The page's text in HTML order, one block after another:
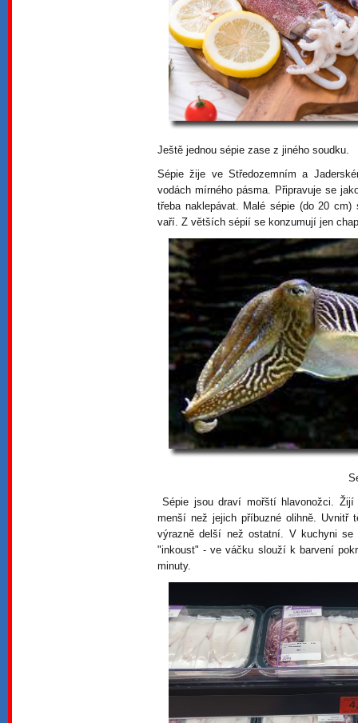
Ještě jednou sépie zase z jiného soudku.
Sépie žije ve Středozemním a
vodách mírného pásma. Připravuje se
třeba naklepávat. Malé sépie (do 20
vaří. Z větších sépií se konzumují jen
Sépie jsou draví mořští hlavonožci.
menší než jejich příbuzné olihně. Uvnitř
výrazně delší než ostatní. V kuchyni
"inkoust" - ve váčku slouží k barvení
minuty.